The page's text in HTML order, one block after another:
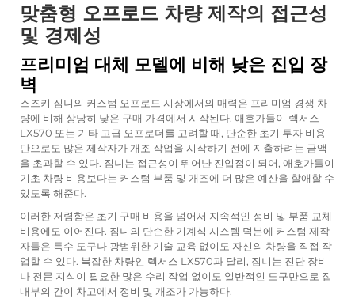
맞춤형 오프로드 차량 제작의 접근성
및 경제성
프리미엄 대체 모델에 비해 낮은 진입 장
벽
스즈키 짐니의 커스텀 오프로드 시장에서의 매력은 프리미엄 경쟁 차
량에 비해 상당히 낮은 구매 가격에서 시작된다. 애호가들이 렉서스
LX570 또는 기타 고급 오프로더를 고려할 때, 단순한 초기 투자 비용
만으로도 많은 제작자가 개조 작업을 시작하기 전에 지출하려는 금액
을 초과할 수 있다. 짐니는 접근성이 뛰어난 진입점이 되어, 애호가들이
기초 차량 비용보다는 커스텀 부품 및 개조에 더 많은 예산을 할애할 수
있도록 해준다.
이러한 저렴함은 초기 구매 비용을 넘어서 지속적인 정비 및 부품 교체
비용에도 이어진다. 짐니의 단순한 기계식 시스템 덕분에 커스텀 제작
자들은 특수 도구나 광범위한 기술 교육 없이도 자신의 차량을 직접 작
업할 수 있다. 복잡한 차량인 렉서스 LX570과 달리, 짐니는 진단 장비
나 전문 지식이 필요한 많은 수리 작업 없이도 일반적인 도구만으로 집
내부의 간이 차고에서 정비 및 개조가 가능하다.